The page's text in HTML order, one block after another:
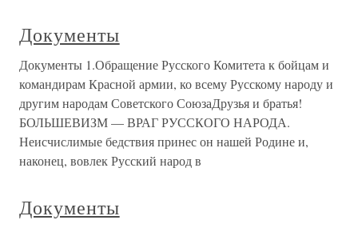
Документы
Документы 1.Обращение Русского Комитета к бойцам и
командирам Красной армии, ко всему Русскому народу и
другим народам Советского СоюзаДрузья и братья!
БОЛЬШЕВИЗМ — ВРАГ РУССКОГО НАРОДА.
Неисчислимые бедствия принес он нашей Родине и,
наконец, вовлек Русский народ в
Документы